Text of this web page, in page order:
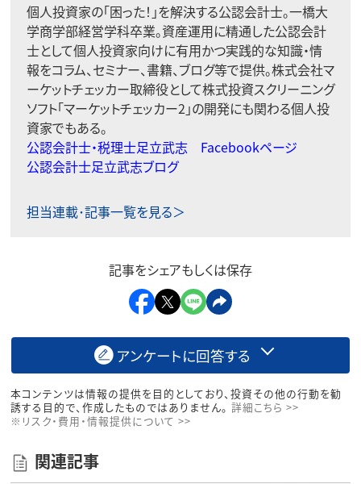
個人投資家の「困った！」を解決する公認会計士。一橋大
学商学部経営学科卒業。資産運用に精通した公認会計
士として個人投資家向けに有用かつ実践的な知識・情
報をコラム、セミナー、書籍、ブログ等で提供。株式会社マ
ーケットチェッカー取締役として株式投資スクリーニング
ソフト「マーケットチェッカー2」の開発にも関わる個人投
資家でもある。
公認会計士・税理士足立武志 Facebookページ
公認会計士足立武志ブログ
担当連載･記事一覧を見る＞
記事をシェアもしくは保存
アンケートに回答する
本コンテンツは情報の提供を目的としており、投資その他の行動を勧
誘する目的で、作成したものではありません。 詳細こちら >>
※リスク・費用・情報提供について >>
関連記事